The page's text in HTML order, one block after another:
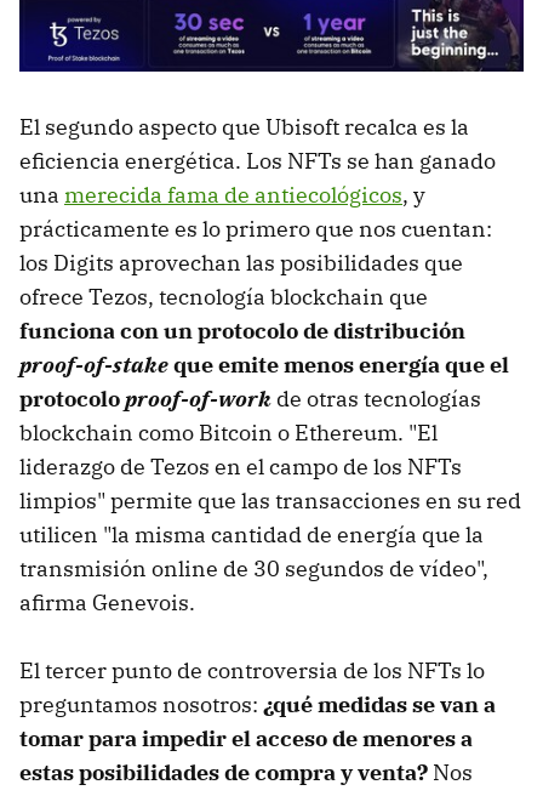
El segundo aspecto que Ubisoft recalca es la
eficiencia energética. Los NFTs se han ganado
una merecida fama de antiecológicos, y
prácticamente es lo primero que nos cuentan:
los Digits aprovechan las posibilidades que
ofrece Tezos, tecnología blockchain que
funciona con un protocolo de distribución
proof-of-stakeque emite menos energía que el
protocoloproof-of-work de otras tecnologías
blockchain como Bitcoin o Ethereum. "El
liderazgo de Tezos en el campo de los NFTs
limpios" permite que las transacciones en su red
utilicen "la misma cantidad de energía que la
transmisión online de 30 segundos de vídeo",
afirma Genevois.
El tercer punto de controversia de los NFTs lo
preguntamos nosotros: ¿qué medidas se van a
tomar para impedir el acceso de menores a
estas posibilidades de compra y venta? Nos